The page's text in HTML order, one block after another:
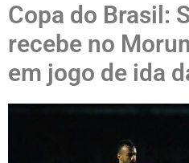
Copa do Brasil:
recebe no
em jogo de ida